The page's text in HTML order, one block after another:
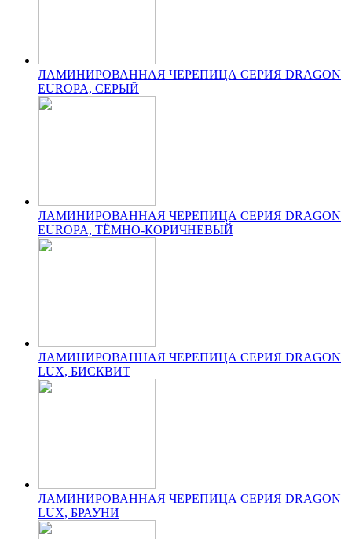
ЛАМИНИРОВАННАЯ ЧЕРЕПИЦА СЕРИЯ DRAGON
EUROPA, СЕРЫЙ
ЛАМИНИРОВАННАЯ ЧЕРЕПИЦА СЕРИЯ DRAGON
EUROPA, ТЁМНО-КОРИЧНЕВЫЙ
ЛАМИНИРОВАННАЯ ЧЕРЕПИЦА СЕРИЯ DRAGON
LUX, БИСКВИТ
ЛАМИНИРОВАННАЯ ЧЕРЕПИЦА СЕРИЯ DRAGON
LUX, БРАУНИ